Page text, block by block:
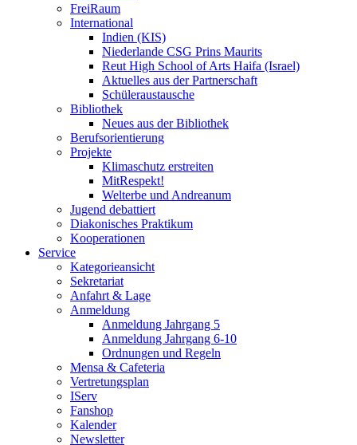
FreiRaum
International
Indien (KIS)
Niederlande CSG Prins Maurits
Reut High School of Arts Haifa (Israel)
Aktuelles aus der Partnerschaft
Schüleraustausche
Bibliothek
Neues aus der Bibliothek
Berufsorientierung
Projekte
Klimaschutz erstreiten
MitRespekt!
Welterbe und Andreanum
Jugend debattiert
Diakonisches Praktikum
Kooperationen
Service
Kategorieansicht
Sekretariat
Anfahrt & Lage
Anmeldung
Anmeldung Jahrgang 5
Anmeldung Jahrgang 6-10
Ordnungen und Regeln
Mensa & Cafeteria
Vertretungsplan
IServ
Fanshop
Kalender
Newsletter